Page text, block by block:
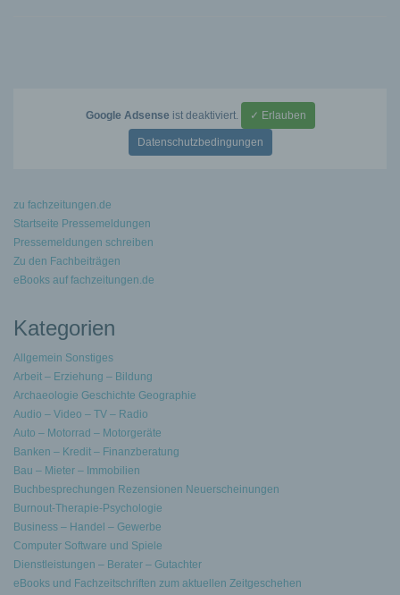
Google Adsense ist deaktiviert. ✓ Erlauben
Datenschutzbedingungen
zu fachzeitungen.de
Startseite Pressemeldungen
Pressemeldungen schreiben
Zu den Fachbeiträgen
eBooks auf fachzeitungen.de
Kategorien
Allgemein Sonstiges
Arbeit – Erziehung – Bildung
Archaeologie Geschichte Geographie
Audio – Video – TV – Radio
Auto – Motorrad – Motorgeräte
Banken – Kredit – Finanzberatung
Bau – Mieter – Immobilien
Buchbesprechungen Rezensionen Neuerscheinungen
Burnout-Therapie-Psychologie
Business – Handel – Gewerbe
Computer Software und Spiele
Dienstleistungen – Berater – Gutachter
eBooks und Fachzeitschriften zum aktuellen Zeitgeschehen